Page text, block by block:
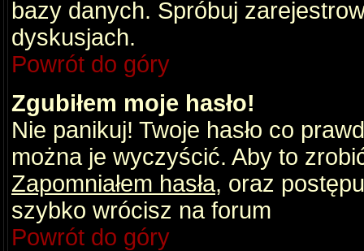
bazy danych. Spróbuj
dyskusjach.
Powrót do góry
Zgubiłem moje hasło!
Nie panikuj! Twoje hasło co
można je wyczyścić. Aby to
Zapomniałem hasła, oraz
szybko wrócisz na forum
Powrót do góry